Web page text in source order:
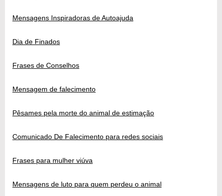
Mensagens Inspiradoras de Autoajuda
Dia de Finados
Frases de Conselhos
Mensagem de falecimento
Pêsames pela morte do animal de estimação
Comunicado De Falecimento para redes sociais
Frases para mulher viúva
Mensagens de luto para quem perdeu o animal